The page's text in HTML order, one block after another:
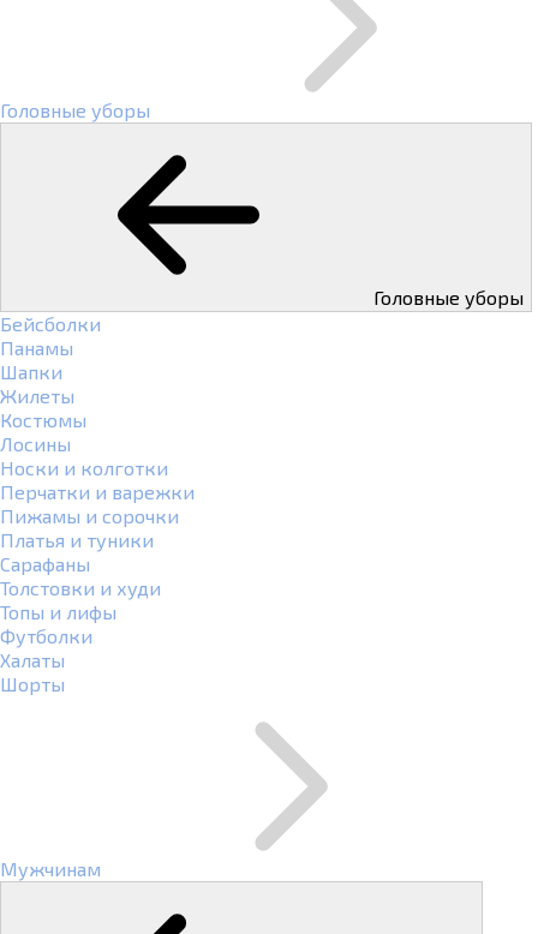
Головные уборы
Головные уборы
Бейсболки
Панамы
Шапки
Жилеты
Костюмы
Лосины
Носки и колготки
Перчатки и варежки
Пижамы и сорочки
Платья и туники
Сарафаны
Толстовки и худи
Топы и лифы
Футболки
Халаты
Шорты
Мужчинам